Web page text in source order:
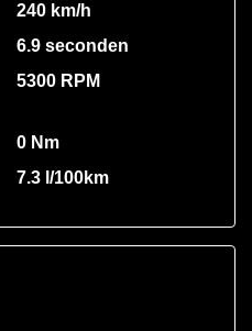
240 km/h
6.9 seconden
5300 RPM
0 Nm
7.3 l/100km